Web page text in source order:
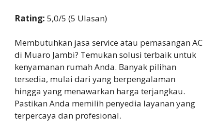
Rating: 5,0/5 (5 Ulasan)
Membutuhkan jasa service atau pemasangan AC
di Muaro Jambi? Temukan solusi terbaik untuk
kenyamanan rumah Anda. Banyak pilihan
tersedia, mulai dari yang berpengalaman
hingga yang menawarkan harga terjangkau.
Pastikan Anda memilih penyedia layanan yang
terpercaya dan profesional.